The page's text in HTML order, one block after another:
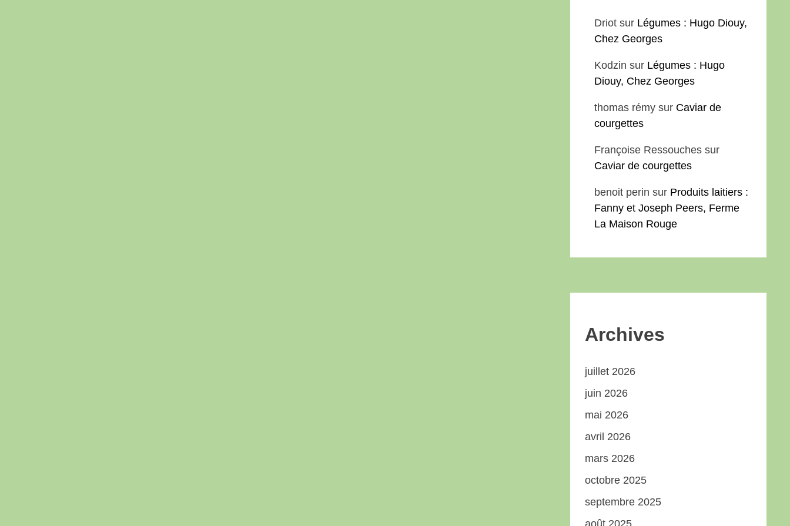
Driotsur Légumes : Hugo Diouy,
Chez Georges
Kodzin sur Légumes : Hugo
Diouy, Chez Georges
thomas rémysur Caviar de
courgettes
Françoise Ressouchessur
Caviar de courgettes
benoit perin sur Produits laitiers :
Fanny et Joseph Peers, Ferme
La Maison Rouge
Archives
juillet 2026
juin 2026
mai 2026
avril 2026
mars 2026
octobre 2025
septembre 2025